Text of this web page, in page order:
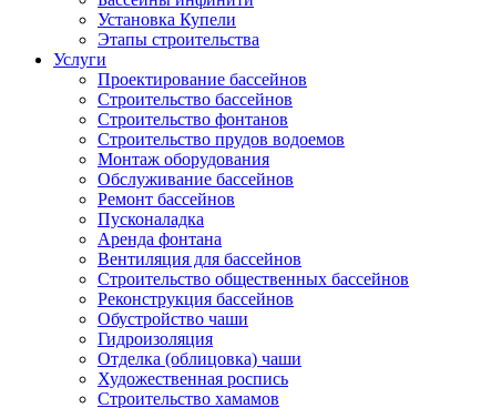
Установка Купели
Этапы строительства
Услуги
Проектирование бассейнов
Строительство бассейнов
Строительство фонтанов
Строительство прудов водоемов
Монтаж оборудования
Обслуживание бассейнов
Ремонт бассейнов
Пусконаладка
Аренда фонтана
Вентиляция для бассейнов
Строительство общественных бассейнов
Реконструкция бассейнов
Обустройство чаши
Гидроизоляция
Отделка (облицовка) чаши
Художественная роспись
Строительство хамамов